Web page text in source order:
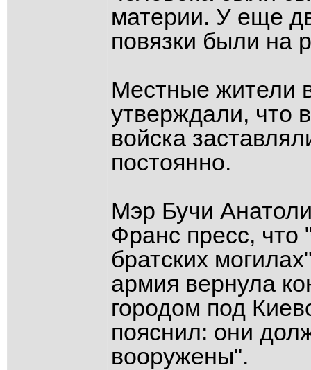
материи. У еще
повязки были на
Местные жители
утверждали, что
войска
постоянно.
Мэр Бучи
Франс пресс, что
братских
армия вернула
городом под
пояснил: они
вооружены".